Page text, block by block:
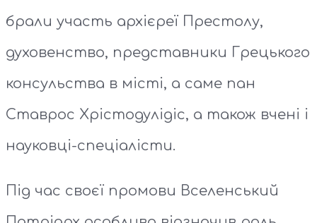
брали участь архієреї Престолу,
духовенство, представники Грецького
консульства в місті, а саме пан
Ставрос Хрістодулідіс, а також вчені і
науковці-спеціалісти.
Під час своєї промови Вселенський